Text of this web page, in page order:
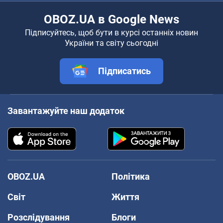
OBOZ.UA в Google News
Підписуйтесь, щоб бути в курсі останніх новин
України та світу сьогодні
Підписатись
Завантажуйте наш додаток
OBOZ.UA
Політика
Світ
Життя
Розслідування
Блоги